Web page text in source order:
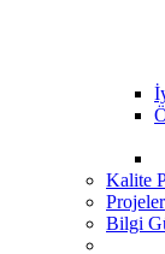
Kalite
Projeler
Bilgi